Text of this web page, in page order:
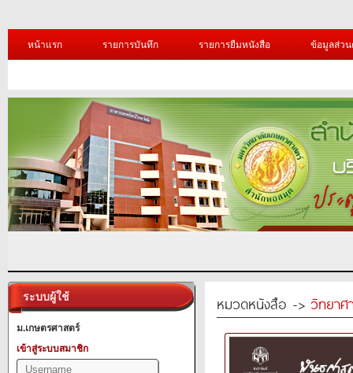
หน้าแรก รายการบันทึก รายการยืมหนังสือ ข้อมูลส่ว
ระบบผู้ใช้
ม.เกษตรศาสตร์
เข้าสู่ระบบสมาชิก
หมวดหนังสือ -> วิทยาศ